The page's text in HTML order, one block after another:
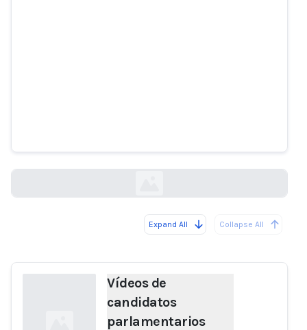
Expand All Collapse All
Vídeos de
candidatos
parlamentarios